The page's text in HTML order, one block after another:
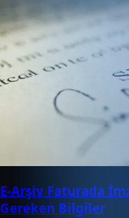
E-Arşiv Faturada
Gereken Bilgiler